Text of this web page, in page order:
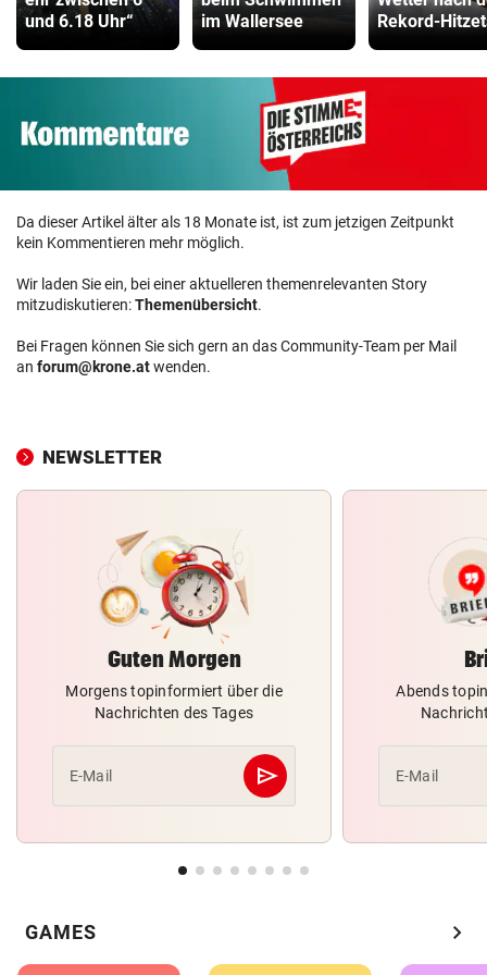
und 6.18 Uhr“
im Wallersee
Rekord-
Da dieser Artikel älter als 18 Monate ist, ist zum jetzigen Zeitpunkt
kein Kommentieren mehr möglich.
Wir laden Sie ein, bei einer aktuelleren themenrelevanten Story
mitzudiskutieren:Themenübersicht.
Bei Fragen können Sie sich gern an das Community-Team per Mail
an forum@krone.atwenden.
NEWSLETTER
Guten Morgen
Morgens topinformiert über die
Nachrichten des Tages
E-Mail send
Abschicken
Abends
E-Mail
GAMES chevron_right